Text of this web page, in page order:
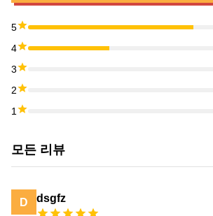
5
4
3
2
1
모든 리뷰
D dsgfz